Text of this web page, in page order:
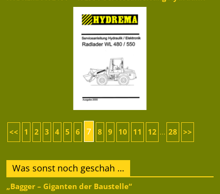
<< 1 2 3 4 5 6 7 8 9 10 11 12 ... 28 >>
Was sonst noch geschah …
„Bagger – Giganten der Baustelle“